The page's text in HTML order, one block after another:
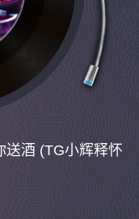
送酒 (TG小辉释怀